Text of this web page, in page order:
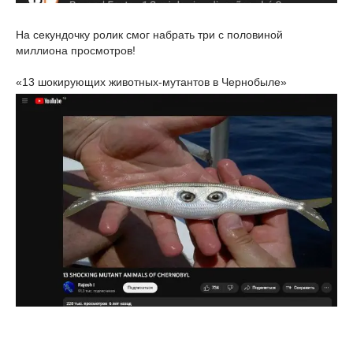
На секундочку ролик смог набрать три с половиной
миллиона просмотров!
«13 шокирующих животных-мутантов в Чернобыле»